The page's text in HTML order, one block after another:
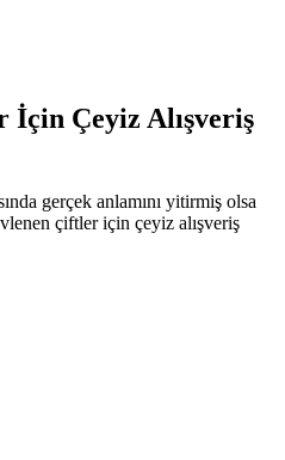
İçin Çeyiz Alışveriş
gerçek anlamını yitirmiş olsa
çiftler için çeyiz alışveriş